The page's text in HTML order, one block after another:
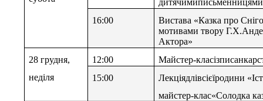
16:00
Вистава «Казка про
мотивами твору
Актора»
28 грудня,
неділя
12:00
Майстер-
15:00
Лекціядлівсієїродини
майстер-клас«Солодка